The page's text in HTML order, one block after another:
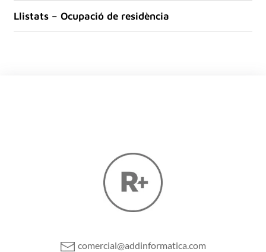
Llistats – Ocupació de residència
comercial@addinformatica.com